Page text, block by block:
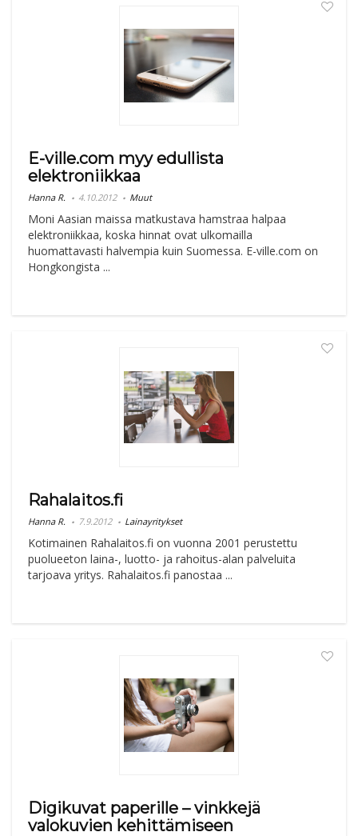
E-ville.com myy edullista
elektroniikkaa
Hanna R. 4.10.2012 Muut
Moni Aasian maissa matkustava hamstraa halpaa
elektroniikkaa, koska hinnat ovat ulkomailla
huomattavasti halvempia kuin Suomessa. E-ville.com on
Hongkongista ...
Rahalaitos.fi
Hanna R. 7.9.2012 Lainayritykset
Kotimainen Rahalaitos.fi on vuonna 2001 perustettu
puolueeton laina-, luotto- ja rahoitus-alan palveluita
tarjoava yritys. Rahalaitos.fi panostaa ...
Digikuvat paperille – vinkkejä
valokuvien kehittämiseen